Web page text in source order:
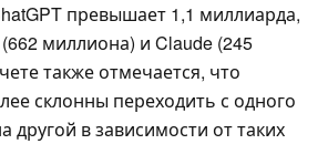
превышает 1,1 миллиарда,
миллиона) и Claude (245
также отмечается, что
склонны переходить с одного
в зависимости от таких